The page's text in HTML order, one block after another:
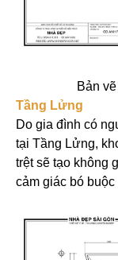
Bản
Tầng Lửng
Do gia đình có
tại Tầng Lửng,
trệt sẽ tạo không
cảm giác bó